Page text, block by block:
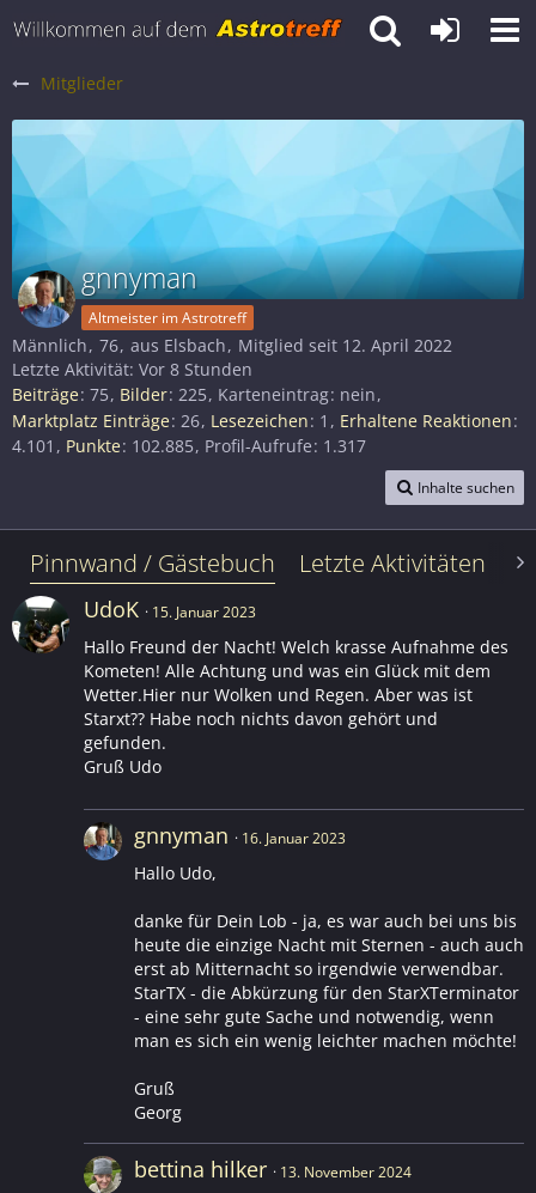
Mitglieder
gnnyman
Altmeister im Astrotreff
Männlich 76 aus Elsbach
Mitglied seit 12. April 2022
Letzte Aktivität: Vor 8 Stunden
Beiträge 75 Bilder 225 Karteneintrag nein
Marktplatz Einträge 26 Lesezeichen 1
Erhaltene Reaktionen
4.101
Punkte 102.885 Profil-Aufrufe 1.317
Inhalte suchen
Pinnwand / Gästebuch Letzte Aktivitäten
UdoK 15. Januar 2023
Hallo Freund der Nacht! Welch krasse Aufnahme des
Kometen! Alle Achtung und was ein Glück mit dem
Wetter.Hier nur Wolken und Regen. Aber was ist
Starxt?? Habe noch nichts davon gehört und
gefunden.
Gruß Udo
gnnyman 16. Januar 2023
Hallo Udo,
danke für Dein Lob - ja, es war auch bei uns bis
heute die einzige Nacht mit Sternen - auch auch
erst ab Mitternacht so irgendwie verwendbar.
StarTX - die Abkürzung für den StarXTerminator
- eine sehr gute Sache und notwendig, wenn
man es sich ein wenig leichter machen möchte!
Gruß
Georg
bettina hilker 13. November 2024